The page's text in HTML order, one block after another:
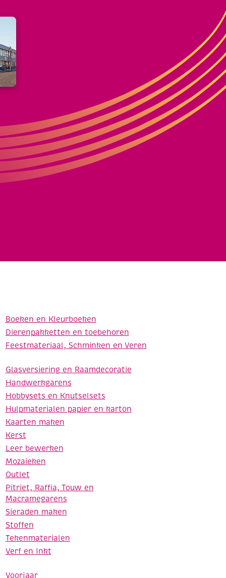
Boeken en Kleurboeken
Dierenpakketten en toebehoren
Feestmateriaal, Schminken en Veren
Glasversiering en Raamdecoratie
Handwerkgarens
Hobbysets en Knutselsets
Hulpmaterialen papier en karton
Kaarten maken
Kerst
Leer bewerken
Mozaieken
Outlet
Pitriet, Raffia, Touw en
Macramegarens
Sieraden maken
Stoffen
Tekenmaterialen
Verf en Inkt
Voorjaar